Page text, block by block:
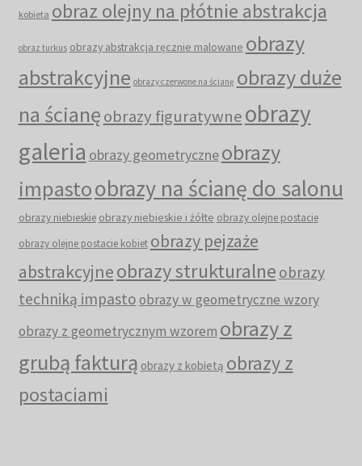
kobieta obraz olejny na płótnie abstrakcja
obraz turkus obrazy abstrakcja ręcznie malowane obrazy
abstrakcyjne obrazy czerwone na ścianę obrazy duże
na ścianęobrazy figuratywneobrazy
galeria obrazy geometryczneobrazy
impastoobrazy na ścianę do salonu
obrazy niebieskie obrazy niebieskie i żółte obrazy olejne postacie
obrazy olejne postacie kobiet obrazy pejzaże
abstrakcyjneobrazy strukturalne obrazy
techniką impastoobrazy w geometryczne wzory
obrazy z geometrycznym wzorem obrazy z
grubą fakturą obrazy z kobietą obrazy z
postaciami